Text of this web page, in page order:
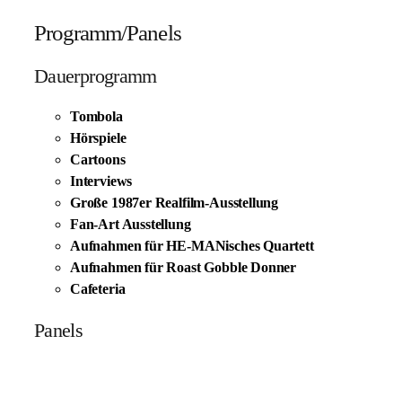
Programm/Panels
Dauerprogramm
Tombola
Hörspiele
Cartoons
Interviews
Große 1987er Realfilm-Ausstellung
Fan-Art Ausstellung
Aufnahmen für HE-MANisches Quartett
Aufnahmen für Roast Gobble Donner
Cafeteria
Panels